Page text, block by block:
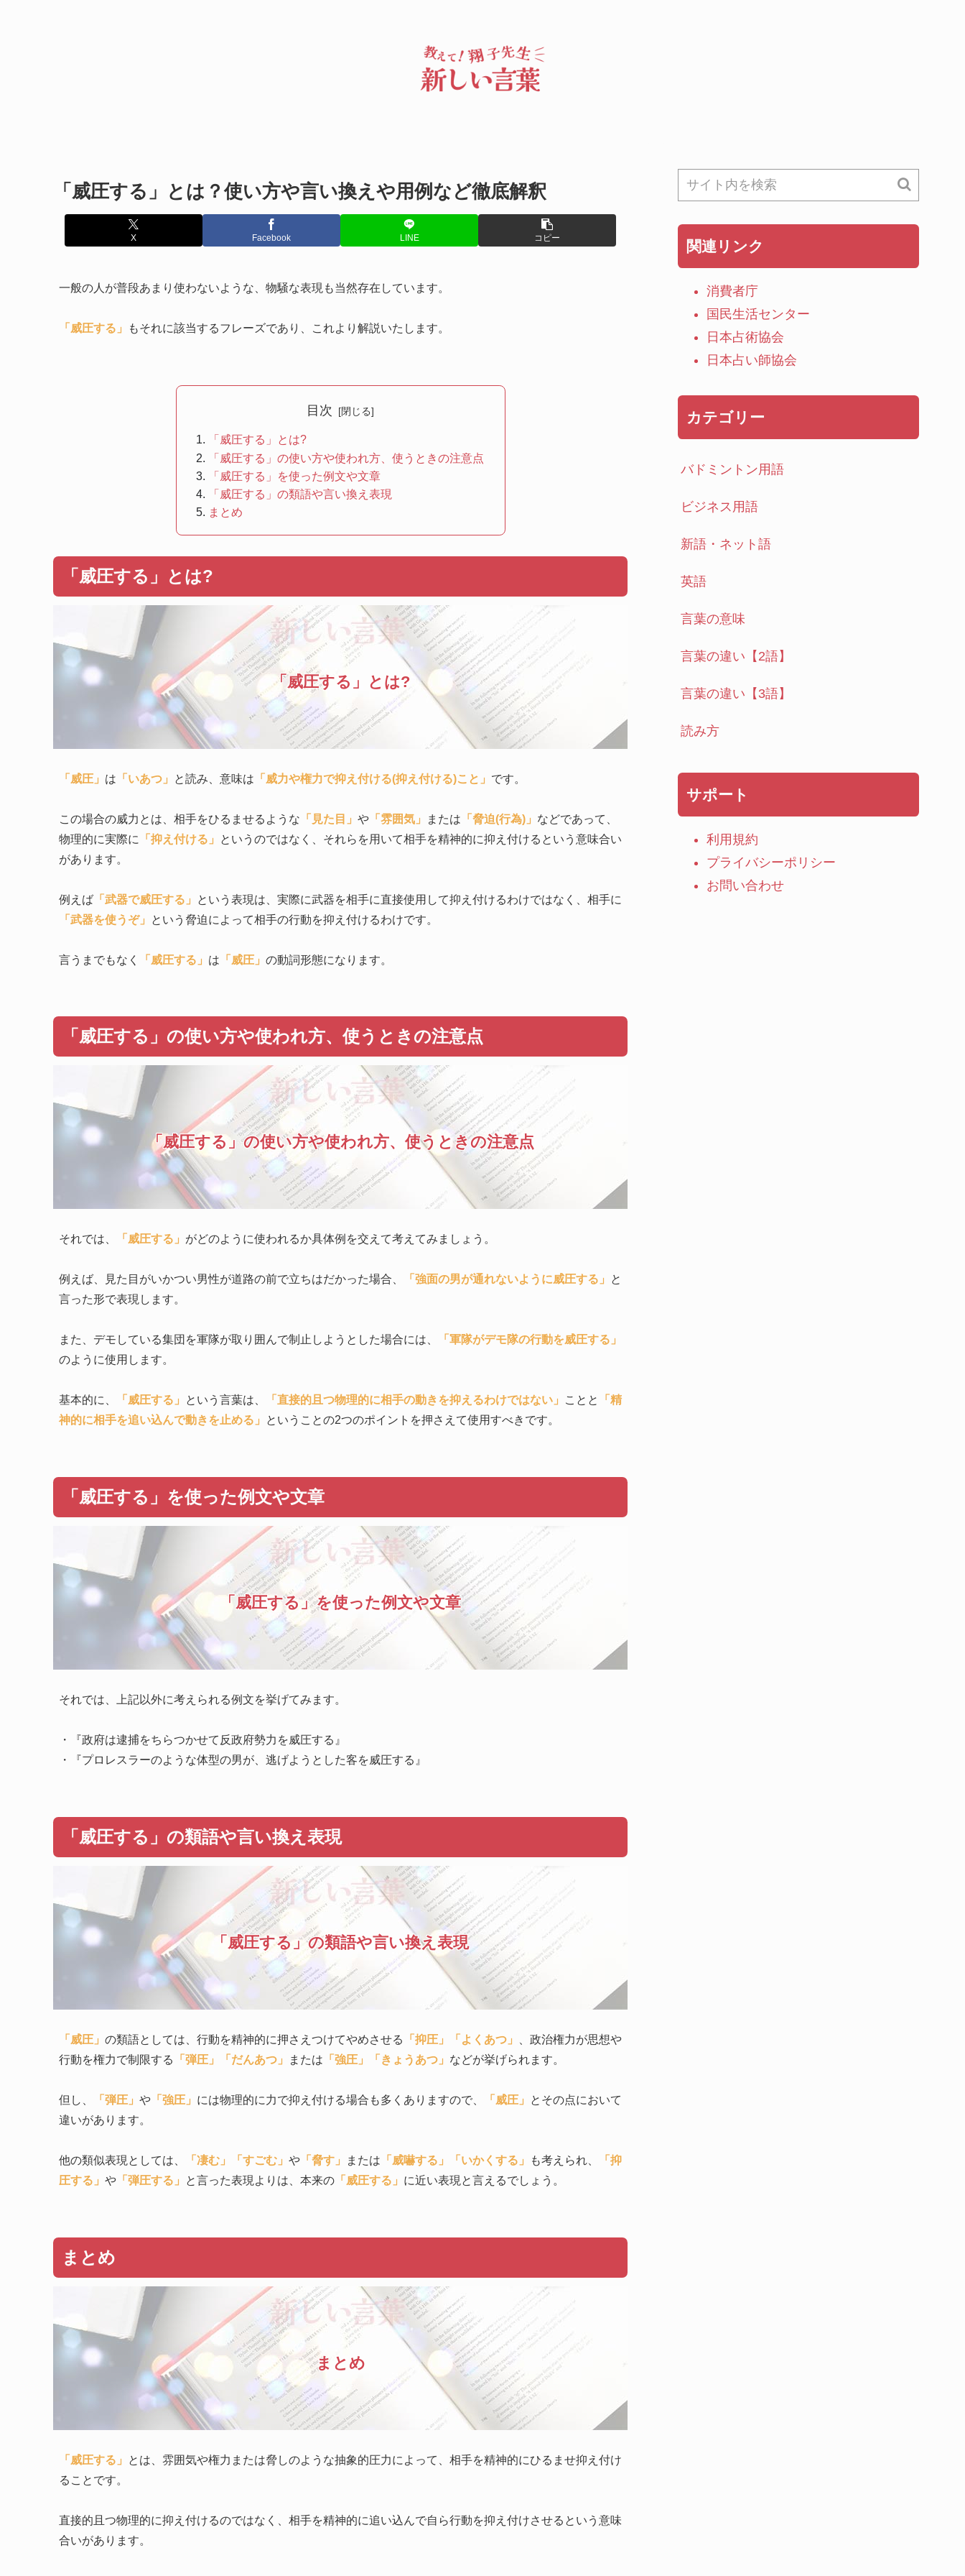
「威圧する」とは？使い方や言い換えや用例など徹底解釈
X Facebook LINE コピー
一般の人が普段あまり使わないような、物騒な表現も当然存在しています。
「威圧する」 もそれに該当するフレーズであり、これより解説いたします。
目次
「威圧する」とは?
「威圧する」の使い方や使われ方、使うときの注意点
「威圧する」を使った例文や文章
「威圧する」の類語や言い換え表現
まとめ
「威圧する」とは?
「威圧する」とは?
「威圧」 は 「いあつ」 と読み、意味は 「威力や権力で抑え付ける(抑え付ける)こと」 です。
この場合の威力とは、相手をひるませるような 「見た目」 や 「雰囲気」 または 「脅迫(行為)」 などであって、
物理的に実際に
「抑え付ける」
というのではなく、それらを用いて相手を精神的に抑え付けるという意味合い
があります。
例えば 「武器で威圧する」
という表現は、実際に武器を相手に直接使用して抑え付けるわけではなく、相手に
「武器を使うぞ」
という脅迫によって相手の行動を抑え付けるわけです。
言うまでもなく 「威圧する」 は 「威圧」 の動詞形態になります。
「威圧する」の使い方や使われ方、使うときの注意点
「威圧する」の使い方や使われ方、使うときの注意点
それでは、 「威圧する」 がどのように使われるか具体例を交えて考えてみましょう。
例えば、見た目がいかつい男性が道路の前で立ちはだかった場合、 「強面の男が通れないように威圧する」
と
言った形で表現します。
また、デモしている集団を軍隊が取り囲んで制止しようとした場合には、
「軍隊がデモ隊の行動を威圧する」
のように使用します。
基本的に、 「威圧する」 という言葉は、 「直接的且つ物理的に相手の動きを抑えるわけではない」 ことと
「精
神的に相手を追い込んで動きを止める」
ということの2つのポイントを押さえて使用すべきです。
「威圧する」を使った例文や文章
「威圧する」を使った例文や文章
それでは、上記以外に考えられる例文を挙げてみます。
・『政府は逮捕をちらつかせて反政府勢力を威圧する』
・『プロレスラーのような体型の男が、逃げようとした客を威圧する』
「威圧する」の類語や言い換え表現
「威圧する」の類語や言い換え表現
「威圧」 の類語としては、行動を精神的に押さえつけてやめさせる 「抑圧」 「よくあつ」
、政治権力が思想や
行動を権力で制限する
「弾圧」 「だんあつ」 または 「強圧」 「きょうあつ」 などが挙げられます。
但し、 「弾圧」 や 「強圧」 には物理的に力で抑え付ける場合も多くありますので、 「威圧」
とその点において
違いがあります。
他の類似表現としては、 「凄む」 「すごむ」 や 「脅す」 または 「威嚇する」 「いかくする」 も考えられ、
「抑
圧する」 や 「弾圧する」 と言った表現よりは、本来の 「威圧する」 に近い表現と言えるでしょう。
まとめ
まとめ
「威圧する」
とは、雰囲気や権力または脅しのような抽象的圧力によって、相手を精神的にひるませ抑え付け
ることです。
直接的且つ物理的に抑え付けるのではなく、相手を精神的に追い込んで自ら行動を抑え付けさせるという意味
合いがあります。
関連リンク
消費者庁
国民生活センター
日本占術協会
日本占い師協会
カテゴリー
バドミントン用語
ビジネス用語
新語・ネット語
英語
言葉の意味
言葉の違い【2語】
言葉の違い【3語】
読み方
サポート
利用規約
プライバシーポリシー
お問い合わせ